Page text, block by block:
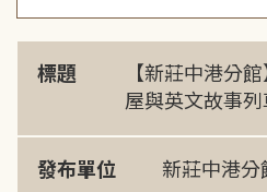
標題
【新莊中港分
屋與英文故事列
發布單位 新莊中港分